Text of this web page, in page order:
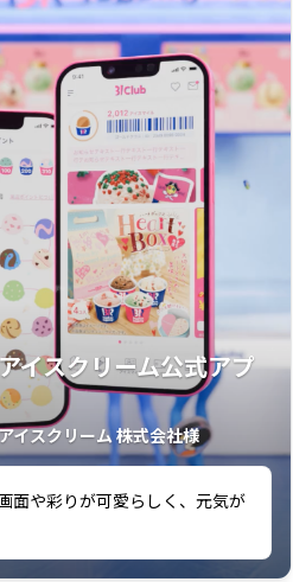
イスクリーム公式アプ
イスクリーム 株式会社様
面や彩りが可愛らしく、元気が
に特典があるようなので使うの
す。